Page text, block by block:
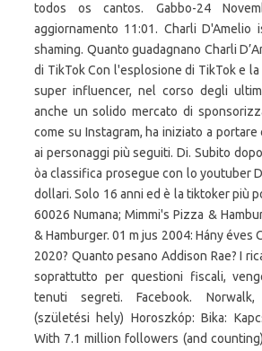
todos os cantos. Gabbo-24
aggiornamento 11:01. Charli
shaming. Quanto guadagnano Charli
di TikTok Con l'esplosione di TikTok e
super influencer, nel corso degli
anche un solido mercato di
come su Instagram, ha iniziato a
ai personaggi più seguiti. Di. Subito
òa classifica prosegue con lo youtuber
dollari. Solo 16 anni ed è la tiktoker più
60026 Numana; Mimmi's Pizza &
& Hamburger. 01 m jus 2004: Hány éves
2020? Quanto pesano Addison Rae? I
soprattutto per questioni fiscali,
tenuti segreti. Facebook. Norwalk,
(születési hely) Horoszkóp: Bika:
With 7.1 million followers (and